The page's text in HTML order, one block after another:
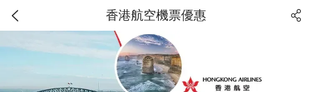
香港航空機票優惠